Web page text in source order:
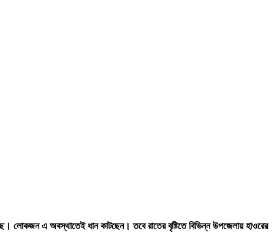
লোকজন এ অবস্থাতেই ধান কাটছেন। তবে রাতের বৃষ্টিতে বিভিন্ন উপজেলায় হাওরের